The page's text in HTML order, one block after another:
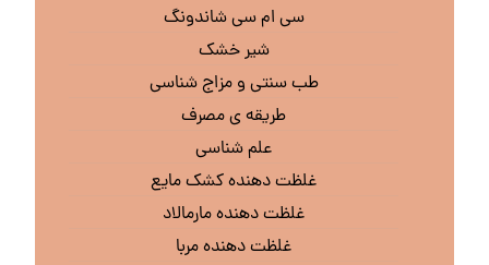
سی ام سی شاندونگ
شیر خشک
طب سنتی و مزاج شناسی
طریقه ی مصرف
علم شناسی
غلظت دهنده کشک مایع
غلظت دهنده مارمالاد
غلظت دهنده مربا